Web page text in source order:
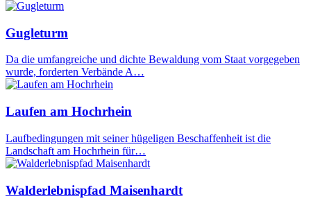
Gugleturm
Da die umfangreiche und dichte Bewaldung vom Staat vorgegeben
wurde, forderten Verbände A…
Laufen am Hochrhein
Laufbedingungen mit seiner hügeligen Beschaffenheit ist die
Landschaft am Hochrhein für…
Walderlebnispfad Maisenhardt